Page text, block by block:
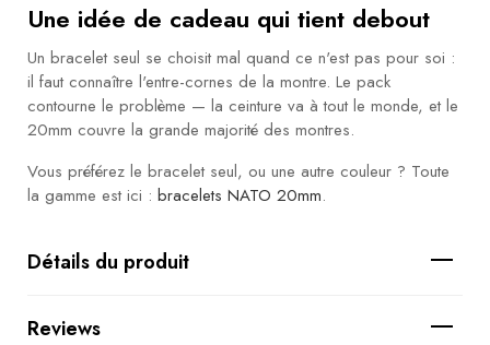
Une idée de cadeau qui tient debout
Un bracelet seul se choisit mal quand ce n'est pas pour soi :
il faut connaître l'entre-cornes de la montre. Le pack
contourne le problème — la ceinture va à tout le monde, et le
20mm couvre la grande majorité des montres.
Vous préférez le bracelet seul, ou une autre couleur ? Toute
la gamme est ici : bracelets NATO 20mm.
Détails du produit
Reviews